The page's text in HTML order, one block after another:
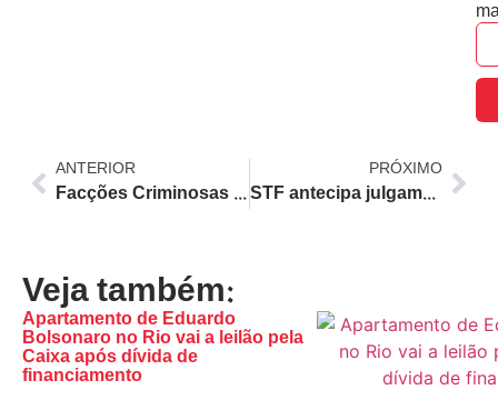
ANTERIOR
Facções Criminosas Elevam Tensão em Copacabana e Leme com Disputa por Tráfico e Comércio Ilegal na Orla
PRÓXIMO
STF antecipa julgamento sobre eleição indireta para governador do Rio de Janeiro em 19 de agosto
Veja também:
Apartamento de Eduardo
Bolsonaro no Rio vai a leilão pela
Caixa após dívida de
financiamento